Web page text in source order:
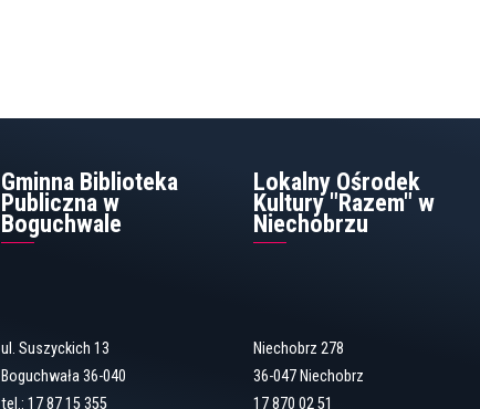
Gminna Biblioteka
Publiczna w
Boguchwale
ul. Suszyckich 13
Boguchwała 36-040
tel.: 17 87 15 355
Lokalny Ośrodek
Kultury "Razem" w
Niechobrzu
Niechobrz 278
36-047 Niechobrz
17 870 02 51